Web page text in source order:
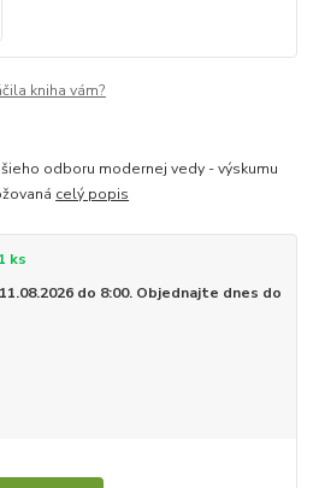
kniha vám?
odboru modernej vedy - výskumu
celý popis
ks
do 8:00. Objednajte dnes do